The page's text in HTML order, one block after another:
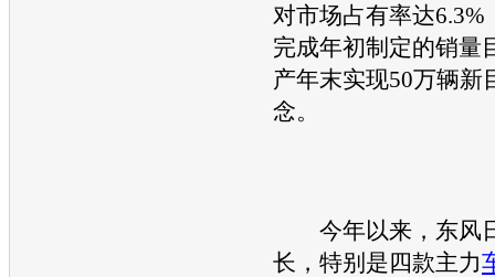
对市场占有率达6.3%
完成年初制定的销量
产年末实现50万辆新
念。
今年以来， 东风
长，特别是四款主力